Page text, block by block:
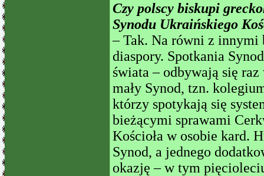
Czy polscy biskupi
Synodu Ukraińskiego
– Tak. Na równi z
diaspory. Spotkania
świata – odbywają się
mały Synod, tzn.
którzy spotykają się
bieżącymi sprawami
Kościoła w osobie kard.
Synod, a jednego
okazję – w tym